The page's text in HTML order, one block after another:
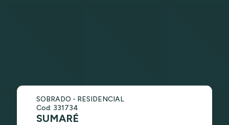
SOBRADO - RESIDENCIAL
Cod: 331734
SUMARÉ